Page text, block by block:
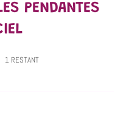
PENDANTES
1 RESTANT